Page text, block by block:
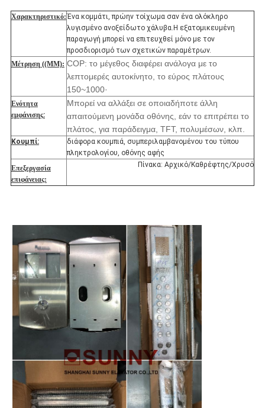
Χαρακτηριστικό:Ένα κομμάτι, πρώην τοίχωμα σαν ένα ολόκληρο
λυγισμένο ανοξείδωτο χάλυβα.Η εξατομικευμένη
παραγωγή μπορεί να επιτευχθεί μόνο με τον
προσδιορισμό των σχετικών παραμέτρων.
Μέτρηση ((MM): COP: το μέγεθος διαφέρει ανάλογα με το
λεπτομερές αυτοκίνητο, το εύρος πλάτους
150~1000·
Ενότητα
εμφάνισης:
Μπορεί να αλλάξει σε οποιαδήποτε άλλη
απαιτούμενη μονάδα οθόνης, εάν το επιτρέπει το
πλάτος, για παράδειγμα, TFT, πολυμέσων, κλπ.
Κουμπί:
διάφορα κουμπιά, συμπεριλαμβανομένου του τύπου
πληκτρολογίου, οθόνης αφής
Επεξεργασία
επιφάνειας:
Πίνακα: Αρχικό/Καθρέφτης/Χρυσό